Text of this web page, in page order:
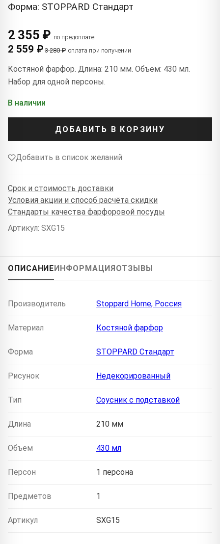
Форма: STOPPARD Стандарт
2 355 ₽ по предоплате
2 559 ₽ 3 280 ₽ оплата при получении
Костяной фарфор. Длина: 210 мм. Объем: 430 мл.
Набор для одной персоны.
В наличии
ДОБАВИТЬ В КОРЗИНУ
Добавить в список желаний
Срок и стоимость доставки
Условия акции и способ расчёта скидки
Стандарты качества фарфоровой посуды
Артикул: SXG15
ОПИСАНИЕ ИНФОРМАЦИЯ ОТЗЫВЫ
Производитель Stoppard Home, Россия
Материал Костяной фарфор
Форма STOPPARD Стандарт
Рисунок Недекорированный
Тип Соусник с подставкой
Длина 210 мм
Объем 430 мл
Персон 1 персона
Предметов 1
Артикул SXG15